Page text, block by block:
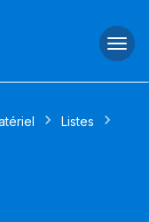
Listes